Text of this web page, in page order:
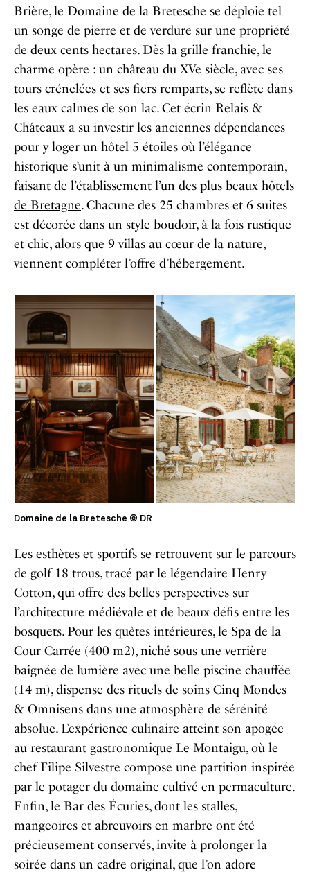
Brière, le Domaine de la Bretesche se déploie tel
un songe de pierre et de verdure sur une propriété
de deux cents hectares. Dès la grille franchie, le
charme opère : un château du XVe siècle, avec ses
tours crénelées et ses fiers remparts, se reflète dans
les eaux calmes de son lac. Cet écrin Relais &
Châteaux a su investir les anciennes dépendances
pour y loger un hôtel 5 étoiles où l’élégance
historique s’unit à un minimalisme contemporain,
faisant de l’établissement l’un des plus beaux hôtels
de Bretagne. Chacune des 25 chambres et 6 suites
est décorée dans un style boudoir, à la fois rustique
et chic, alors que 9 villas au cœur de la nature,
viennent compléter l’offre d’hébergement.
Domaine de la Bretesche © DR
Les esthètes et sportifs se retrouvent sur le parcours
de golf 18 trous, tracé par le légendaire Henry
Cotton, qui offre des belles perspectives sur
l’architecture médiévale et de beaux défis entre les
bosquets. Pour les quêtes intérieures, le Spa de la
Cour Carrée (400 m2), niché sous une verrière
baignée de lumière avec une belle piscine chauffée
(14 m), dispense des rituels de soins Cinq Mondes
& Omnisens dans une atmosphère de sérénité
absolue. L’expérience culinaire atteint son apogée
au restaurant gastronomique Le Montaigu, où le
chef Filipe Silvestre compose une partition inspirée
par le potager du domaine cultivé en permaculture.
Enfin, le Bar des Écuries, dont les stalles,
mangeoires et abreuvoirs en marbre ont été
précieusement conservés, invite à prolonger la
soirée dans un cadre original, que l’on adore